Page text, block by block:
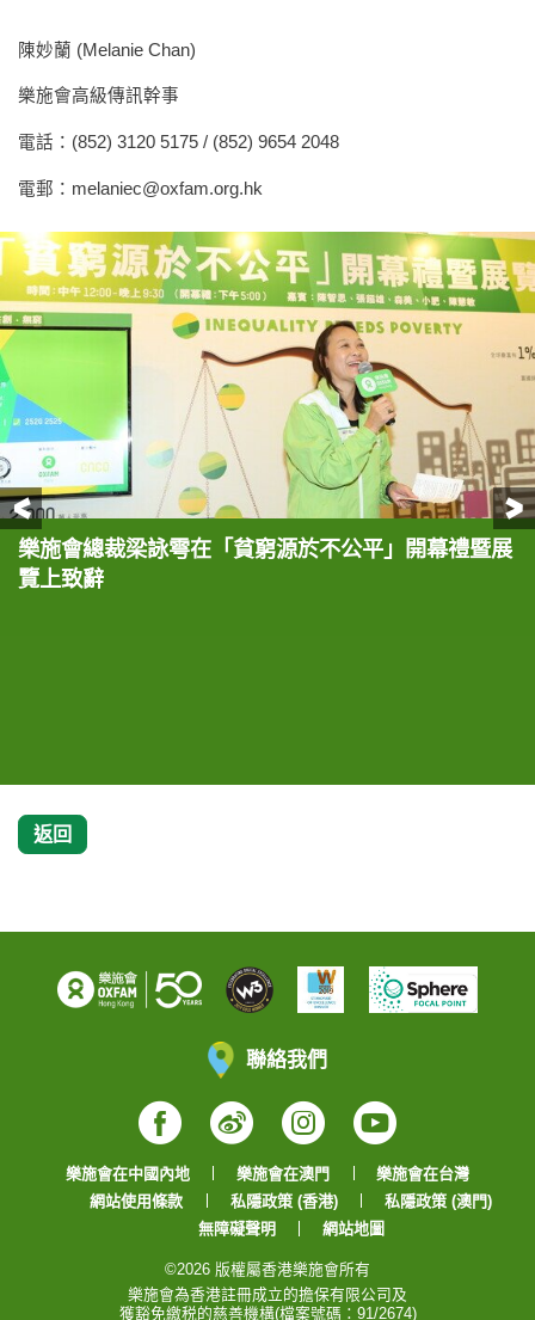
陳妙蘭 (Melanie Chan)
樂施會高級傳訊幹事
電話：(852) 3120 5175 / (852) 9654 2048
電郵： melaniec@oxfam.org.hk
前一頁
樂施會總裁梁詠雩在「貧窮源於不公平」開幕禮暨展
覽上致辭
立法會議員張超雄（左）與樂施會董事會成員兼行政
會議成員陳智思（右）對談，分享他們對「貧窮源於
立法會議員張超雄（左）與樂施會董事會成員兼行政
會議成員陳智思（右）對談，分享他們對「貧窮源於
立法會議員張超雄（左）與樂施會董事會成員兼行政
會議成員陳智思（右）對談，分享他們對「貧窮源於
一眾嘉賓主持樂施會「貧窮源於不公平」活動之啟動
儀式，左起：主要贊助晶苑集團經理－培訓及發展劉
一眾主禮嘉賓聯同現場10多位與樂施會並肩同行的
「樂施達人」及贊助機構代表，一同展示樂施會的扶
返回
聯絡我們
Facebook
WeiboInstagram
YouTube
樂施會在中國內地 樂施會在澳門
樂施會在台灣
網站使用條款
私隱政策 (香港)
私隱政策 (澳門)
無障礙聲明
網站地圖
©2026 版權屬香港樂施會所有
樂施會為香港註冊成立的擔保有限公司及
獲豁免繳税的慈善機構(檔案號碼：91/2674)